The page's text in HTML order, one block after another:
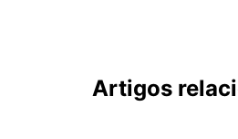
Artigos